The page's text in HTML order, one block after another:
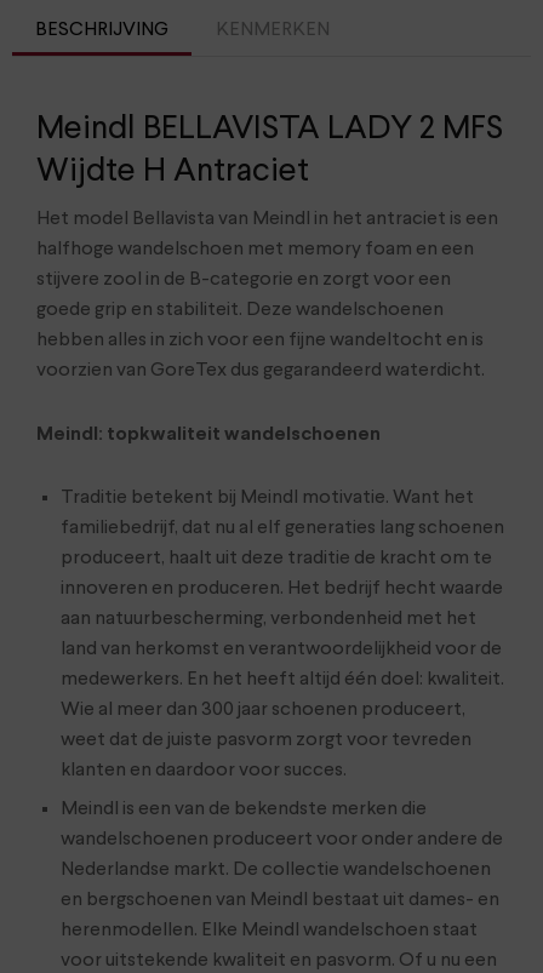
BESCHRIJVING KENMERKEN
Meindl BELLAVISTA LADY 2 MFS
Wijdte H Antraciet
Het model Bellavista van Meindl in het antraciet is een
halfhoge wandelschoen met memory foam en een
stijvere zool in de B-categorie en zorgt voor een
goede grip en stabiliteit. Deze wandelschoenen
hebben alles in zich voor een fijne wandeltocht en is
voorzien van GoreTex dus gegarandeerd waterdicht.
Meindl: topkwaliteit wandelschoenen
Traditie betekent bij Meindl motivatie. Want het
familiebedrijf, dat nu al elf generaties lang schoenen
produceert, haalt uit deze traditie de kracht om te
innoveren en produceren. Het bedrijf hecht waarde
aan natuurbescherming, verbondenheid met het
land van herkomst en verantwoordelijkheid voor de
medewerkers. En het heeft altijd één doel: kwaliteit.
Wie al meer dan 300 jaar schoenen produceert,
weet dat de juiste pasvorm zorgt voor tevreden
klanten en daardoor voor succes.
Meindl is een van de bekendste merken die
wandelschoenen produceert voor onder andere de
Nederlandse markt. De collectie wandelschoenen
en bergschoenen van Meindl bestaat uit dames- en
herenmodellen. Elke Meindl wandelschoen staat
voor uitstekende kwaliteit en pasvorm. Of u nu een